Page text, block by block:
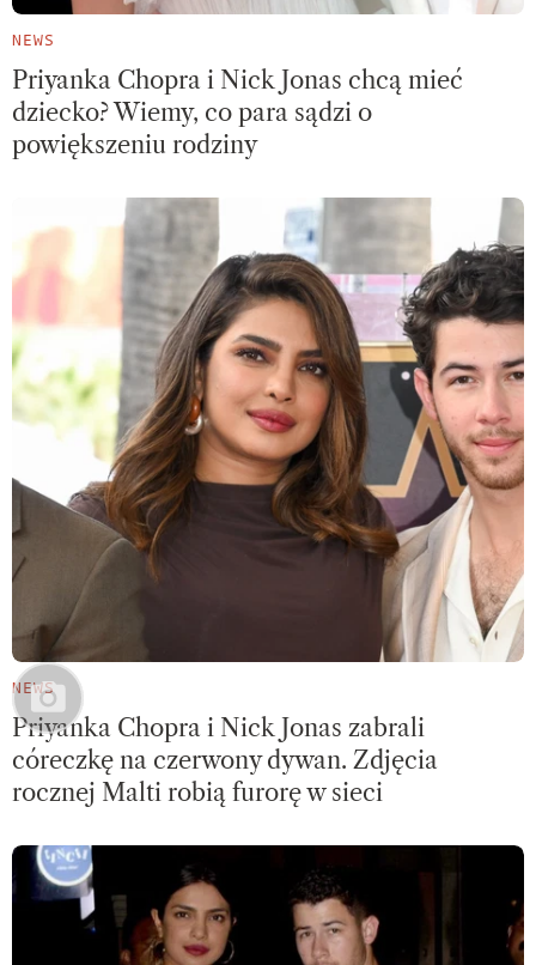
NEWS
Priyanka Chopra i Nick Jonas chcą mieć
dziecko? Wiemy, co para sądzi o
powiększeniu rodziny
NEWS
Priyanka Chopra i Nick Jonas zabrali
córeczkę na czerwony dywan. Zdjęcia
rocznej Malti robią furorę w sieci